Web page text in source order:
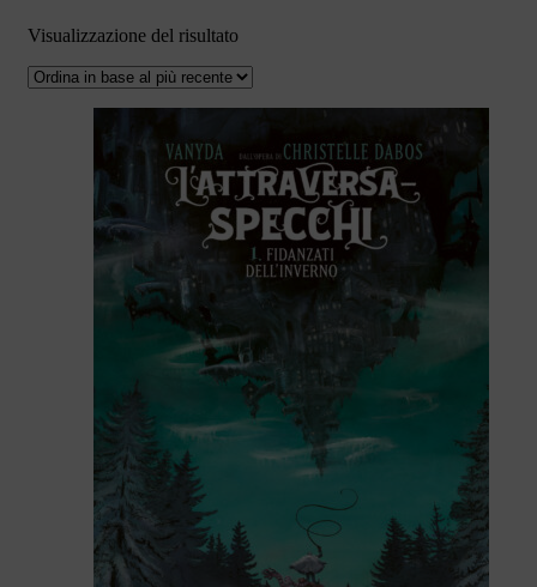
Visualizzazione del risultato